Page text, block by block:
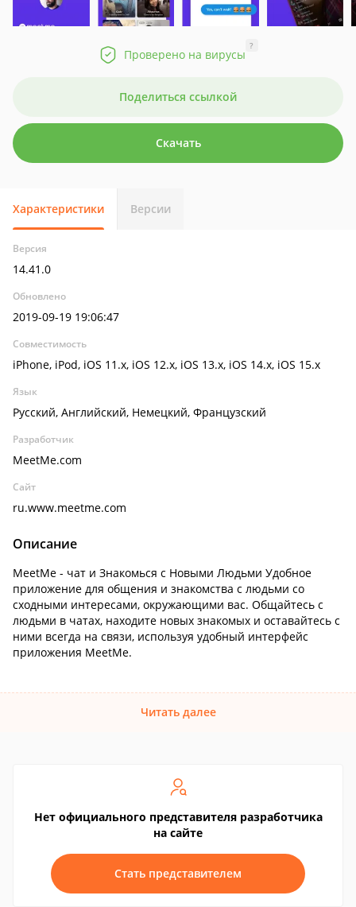
Проверено на вирусы
?
Поделиться ссылкой
Скачать
Характеристики Версии
Версия
14.41.0
Обновлено
2019-09-19 19:06:47
Совместимость
iPhone, iPod, iOS 11.x, iOS 12.x, iOS 13.x, iOS 14.x, iOS 15.x
Язык
Русский, Английский, Немецкий, Французский
Разработчик
MeetMe.com
Сайт
ru.www.meetme.com
Описание
MeetMe - чат и Знакомься с Новыми Людьми Удобное
приложение для общения и знакомства с людьми со
сходными интересами, окружающими вас. Общайтесь с
людьми в чатах, находите новых знакомых и оставайтесь с
ними всегда на связи, используя удобный интерфейс
приложения MeetMe.
Читать далее
Нет официального представителя разработчика
на сайте
Стать представителем